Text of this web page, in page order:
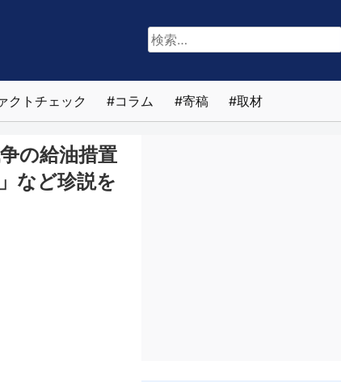
検
索:
クトチェック コラム 寄稿 取材
の給油措置
など珍説を